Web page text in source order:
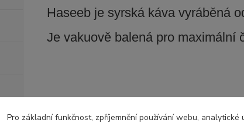
Haseeb je syrská kávavyráběná
Je vakuově balená pro maximální
Pro základní funkčnost, zpříjemnění používání webu,